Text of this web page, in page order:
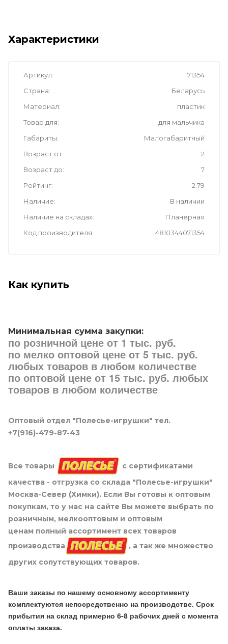
Характеристики
Артикул
71354
Страна
Беларусь
Материал
пластик
Товар для
для мальчика
Габариты
Малогабаритный
Возраст от
2
Возраст до
7
Рейтинг
2.79
Наличие
В наличии
Наличие на складах
Планерная
Код производителя
4810344071354
Как купить
Минимальная сумма закупки:
по розничной цене от 1 тыс. руб.
по мелко оптовой цене от 5 тыс. руб.
любых товаров в любом количестве
по оптовой цене от 15 тыс. руб. любых
товаров в любом количестве
Оптовый отдел "Полесье-игрушки" тел.
+7(916)-479-87-43
Все товары
с сертификатами
качества - отгрузка со склада "Полесье-игрушки"
Москва-Север (Химки). Если Вы готовы к оптовым
покупкам, то у нас на сайте Вы можете выбрать по
розничным, мелкооптовым и оптовым
ценам полный ассортимент всех товаров
производства
, а так же множество
других сопутствующих товаров.
Ваши заказы по нашему основному ассортименту
комплектуются непосредственно на производстве. Срок
прибытия на склад примерно 6-8 рабочих дней с момента
оплаты заказа.